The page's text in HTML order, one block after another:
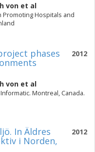
von et al
Hospitals and
2012
phases
von et al
Montreal, Canada.
2012
In Äldres
i Norden,